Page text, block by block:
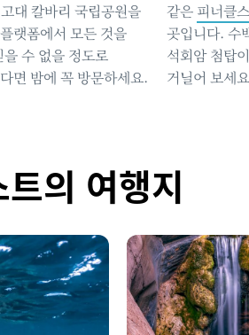
대 칼바리 국립공원을
랫폼에서 모든 것을
수 없을 정도로
면 밤에 꼭 방문하세요.
같은 피너클스
곳입니다. 수
석회암 첨탑
거닐어 보세
의 여행지